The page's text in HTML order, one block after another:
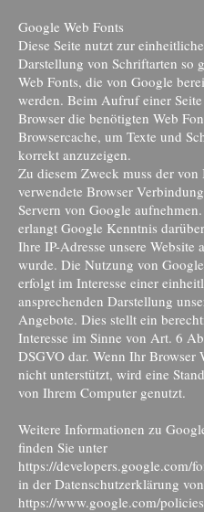
Google Web Fonts
Diese Seite nutzt zur
Darstellung von Schriftarten so
Web Fonts, die von Google
werden. Beim Aufruf einer
Browser die benötigten Web
Browsercache, um Texte und
korrekt anzuzeigen.
Zu diesem Zweck muss der von
verwendete Browser
Servern von Google
erlangt Google Kenntnis
Ihre IP-Adresse unsere Website
wurde. Die Nutzung von
erfolgt im Interesse einer
ansprechenden Darstellung
Angebote. Dies stellt ein
Interesse im Sinne von Art. 6
DSGVO dar. Wenn Ihr Browser
nicht unterstützt, wird eine
von Ihrem Computer genutzt.
Weitere Informationen zu
finden Sie unter
https://developers.google.com/
in der Datenschutzerklärung
https://www.google.com/